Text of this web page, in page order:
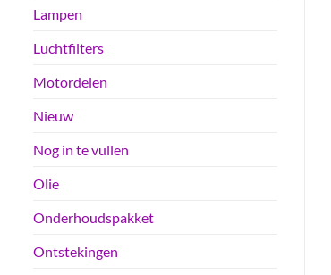
Lampen
Luchtfilters
Motordelen
Nieuw
Nog in te vullen
Olie
Onderhoudspakket
Ontstekingen